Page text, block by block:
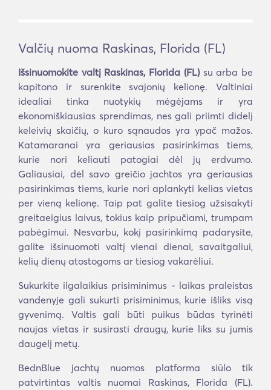
Valčių nuoma Raskinas, Florida (FL)
Išsinuomokite valtį Raskinas, Florida (FL)su arba be
kapitono ir surenkite svajonių kelionę. Valtiniai
idealiai tinka nuotykių mėgėjams ir yra
ekonomiškiausias sprendimas, nes gali priimti didelį
keleivių skaičių, o kuro sąnaudos yra ypač mažos.
Katamaranai yra geriausias pasirinkimas tiems,
kurie nori keliauti patogiai dėl jų erdvumo.
Galiausiai, dėl savo greičio jachtos yra geriausias
pasirinkimas tiems, kurie nori aplankyti kelias vietas
per vieną kelionę. Taip pat galite tiesiog užsisakyti
greitaeigius laivus, tokius kaip pripučiami, trumpam
pabėgimui. Nesvarbu, kokį pasirinkimą padarysite,
galite išsinuomoti valtį vienai dienai, savaitgaliui,
kelių dienų atostogoms ar tiesiog vakarėliui.
Sukurkite ilgalaikius prisiminimus - laikas praleistas
vandenyje gali sukurti prisiminimus, kurie išliks visą
gyvenimą. Valtis gali būti puikus būdas tyrinėti
naujas vietas ir susirasti draugų, kurie liks su jumis
daugelį metų.
BednBlue jachtų nuomos platforma siūlo tik
patvirtintas valtis nuomai Raskinas, Florida (FL).